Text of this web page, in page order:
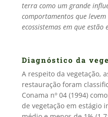
terra como um grande
comportamentos que levem
ecossistemas em que estão
Diagnóstico da
A respeito da vegetação,
restauração foram
Conama nº 04 (1994)
de vegetação em estágio